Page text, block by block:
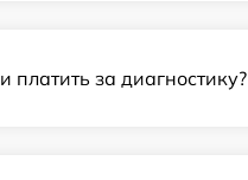
платить за диагностику?